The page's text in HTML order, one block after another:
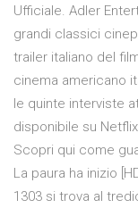
Ufficiale. Adler
grandi classici
trailer italiano del
cinema americano
le quinte interviste
disponibile su
Scopri qui come
La paura ha inizio
1303 si trova al